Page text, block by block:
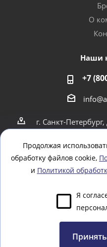
О
Наши
+7
г. Санкт-
г. Санкт-
Продолжая
обработку файлов cookie,
и Политикой
Я